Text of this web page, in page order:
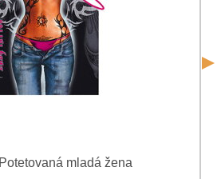
mladá žena